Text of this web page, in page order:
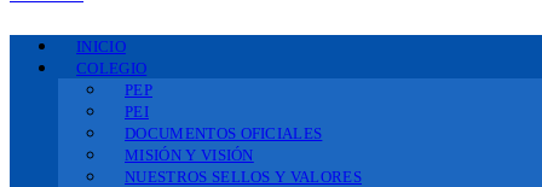
INICIO
COLEGIO
PEP
PEI
DOCUMENTOS OFICIALES
MISIÓN Y VISIÓN
NUESTROS SELLOS Y VALORES